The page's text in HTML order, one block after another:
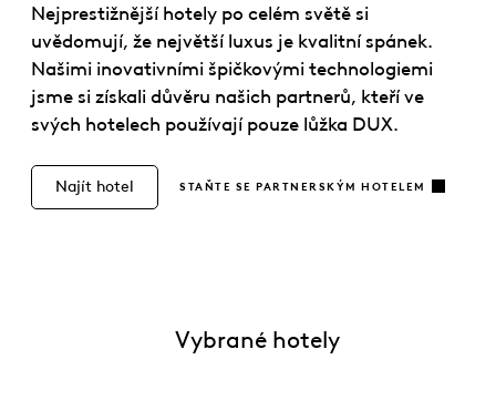
Nejprestižnější hotely po celém světě si
uvědomují, že největší luxus je kvalitní spánek.
Našimi inovativními špičkovými technologiemi
jsme si získali důvěru našich partnerů, kteří ve
svých hotelech používají pouze lůžka DUX.
Najít hotel STAŇTE SE PARTNERSKÝM HOTELEM
Vybrané hotely